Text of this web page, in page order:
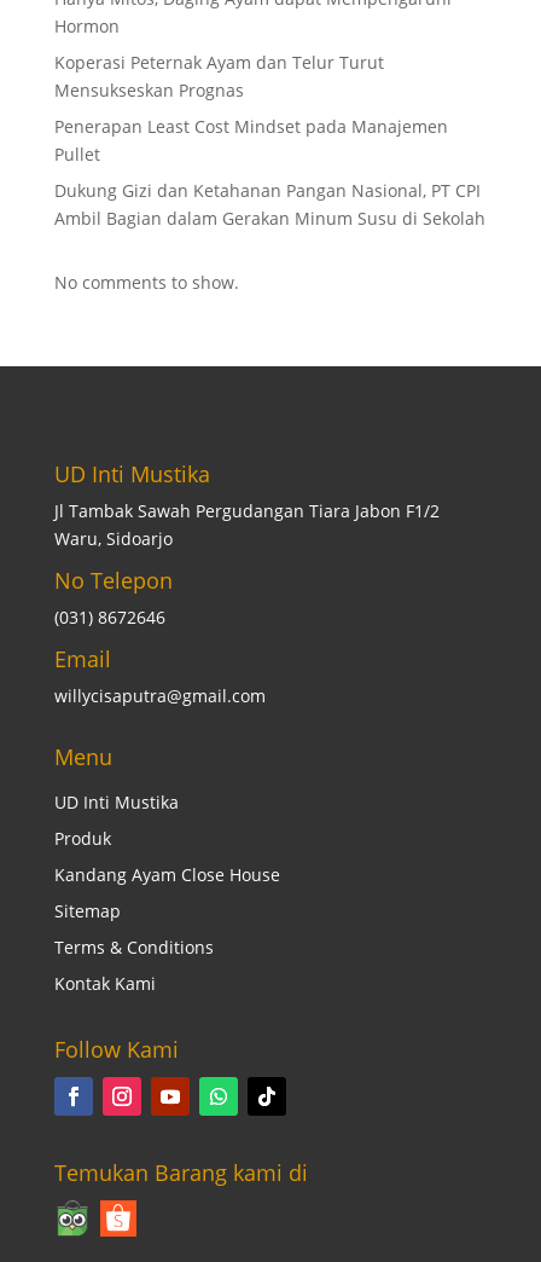
Hormon
Koperasi Peternak Ayam dan Telur Turut
Mensukseskan Prognas
Penerapan Least Cost Mindset pada Manajemen
Pullet
Dukung Gizi dan Ketahanan Pangan Nasional, PT CPI
Ambil Bagian dalam Gerakan Minum Susu di Sekolah
No comments to show.
UD Inti Mustika
Jl Tambak Sawah Pergudangan Tiara Jabon F1/2
Waru, Sidoarjo
No Telepon
(031) 8672646
Email
willycisaputra@gmail.com
Menu
UD Inti Mustika
Produk
Kandang Ayam Close House
Sitemap
Terms & Conditions
Kontak Kami
Follow Kami
Temukan Barang kami di